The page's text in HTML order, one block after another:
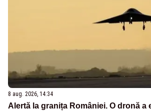
8 aug. 2026, 14:34
Alertă la granița României. O dronă a